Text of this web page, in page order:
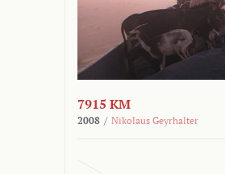
7915 KM
2008 / Nikolaus Geyrhalter